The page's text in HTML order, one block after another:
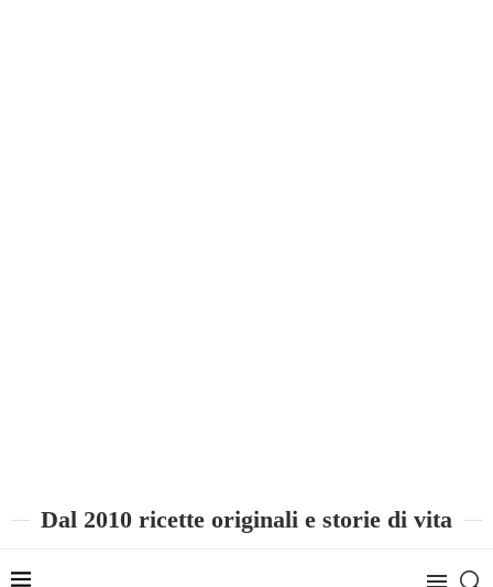
Dal 2010 ricette originali e storie di vita